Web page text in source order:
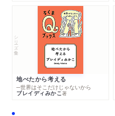
シリーズ・全集
地べたから考える
─世界はそこだけじゃないから
ブレイディみかこ著